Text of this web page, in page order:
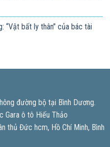
“Vật bất ly thân” của bác tài
đường bộ tại Bình Dương.
Gara ô tô Hiếu Thảo
thủ Đức hcm, Hồ Chí Minh, Bình